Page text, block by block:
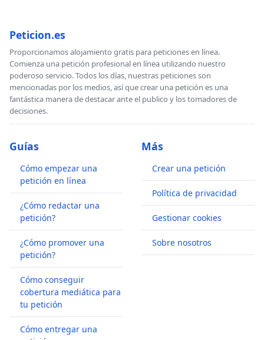
Peticion.es
Proporcionamos alojamiento gratis para peticiones en línea.
Comienza una petición profesional en línea utilizando nuestro
poderoso servicio. Todos los días, nuestras peticiones son
mencionadas por los medios, así que crear una petición es una
fantástica manera de destacar ante el publico y los tomadores de
decisiones.
Guías
Cómo empezar una
petición en línea
¿Cómo redactar una
petición?
¿Cómo promover una
petición?
Cómo conseguir
cobertura mediática para
tu petición
Cómo entregar una
Más
Crear una petición
Política de privacidad
Gestionar cookies
Sobre nosotros